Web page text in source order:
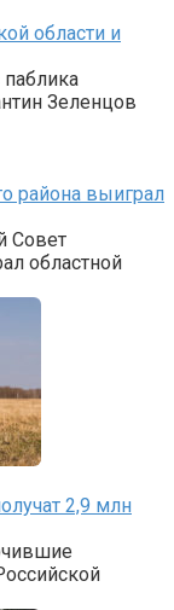
области и
Зеленцов
района выиграл
Совет
областной
2,9 млн